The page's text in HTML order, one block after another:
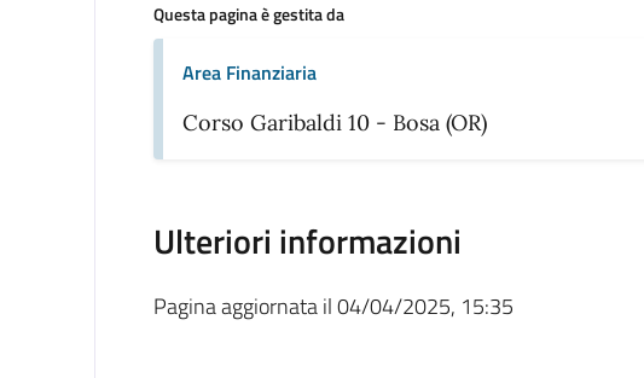
Questa pagina è gestita da
Area Finanziaria
Corso Garibaldi 10 - Bosa (OR)
Ulteriori informazioni
Pagina aggiornata il 04/04/2025, 15:35